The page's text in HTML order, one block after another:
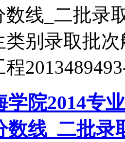
数线_二批录
别录取批次
学院2014专
数线_二批录